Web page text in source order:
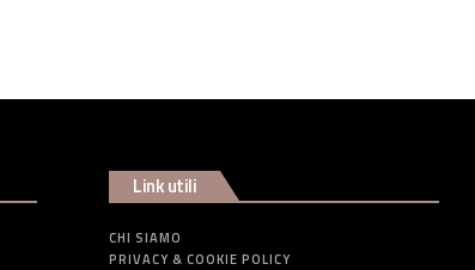
Link utili
CHI SIAMO
PRIVACY & COOKIE POLICY